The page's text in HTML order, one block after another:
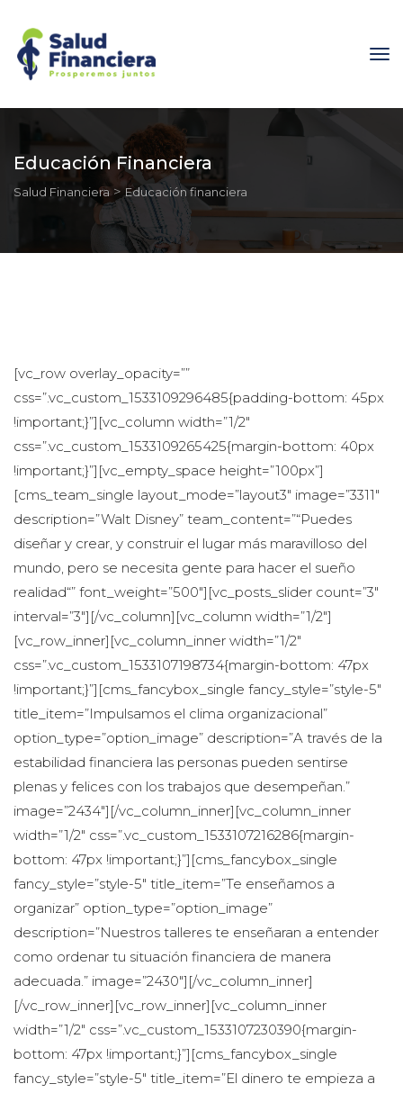
Educación Financiera
Salud Financiera > Educación financiera
[vc_row overlay_opacity=””
css=”.vc_custom_1533109296485{padding-bottom: 45px
!important;}”][vc_column width=”1/2″
css=”.vc_custom_1533109265425{margin-bottom: 40px
!important;}”][vc_empty_space height=”100px”]
[cms_team_single layout_mode=”layout3″ image=”3311″
description=”Walt Disney” team_content=”“Puedes
diseñar y crear, y construir el lugar más maravilloso del
mundo, pero se necesita gente para hacer el sueño
realidad“” font_weight=”500″][vc_posts_slider count=”3″
interval=”3″][/vc_column][vc_column width=”1/2″]
[vc_row_inner][vc_column_inner width=”1/2″
css=”.vc_custom_1533107198734{margin-bottom: 47px
!important;}”][cms_fancybox_single fancy_style=”style-5″
title_item=”Impulsamos el clima organizacional”
option_type=”option_image” description=”A través de la
estabilidad financiera las personas pueden sentirse
plenas y felices con los trabajos que desempeñan.”
image=”2434″][/vc_column_inner][vc_column_inner
width=”1/2″ css=”.vc_custom_1533107216286{margin-
bottom: 47px !important;}”][cms_fancybox_single
fancy_style=”style-5″ title_item=”Te enseñamos a
organizar” option_type=”option_image”
description=”Nuestros talleres te enseñaran a entender
como ordenar tu situación financiera de manera
adecuada.” image=”2430″][/vc_column_inner]
[/vc_row_inner][vc_row_inner][vc_column_inner
width=”1/2″ css=”.vc_custom_1533107230390{margin-
bottom: 47px !important;}”][cms_fancybox_single
fancy_style=”style-5″ title_item=”El dinero te empieza a